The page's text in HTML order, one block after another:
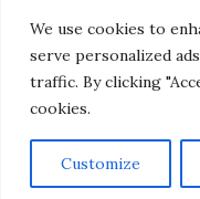
We use cookies to
serve personalized
traffic. By clicking
cookies.
Customize